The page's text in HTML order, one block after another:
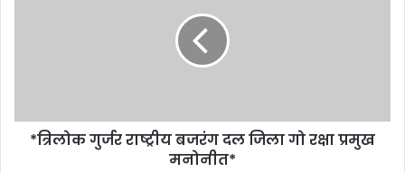
*त्रिलोक गुर्जर राष्ट्रीय बजरंग दल जिला गो रक्षा प्रमुख
मनोनीत*